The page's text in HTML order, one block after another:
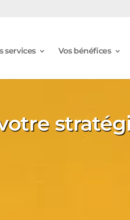
services Vos bénéfices